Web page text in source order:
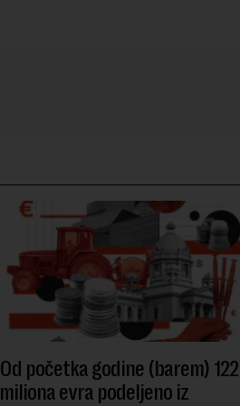
Od početka godine (barem) 122
miliona evra podeljeno iz